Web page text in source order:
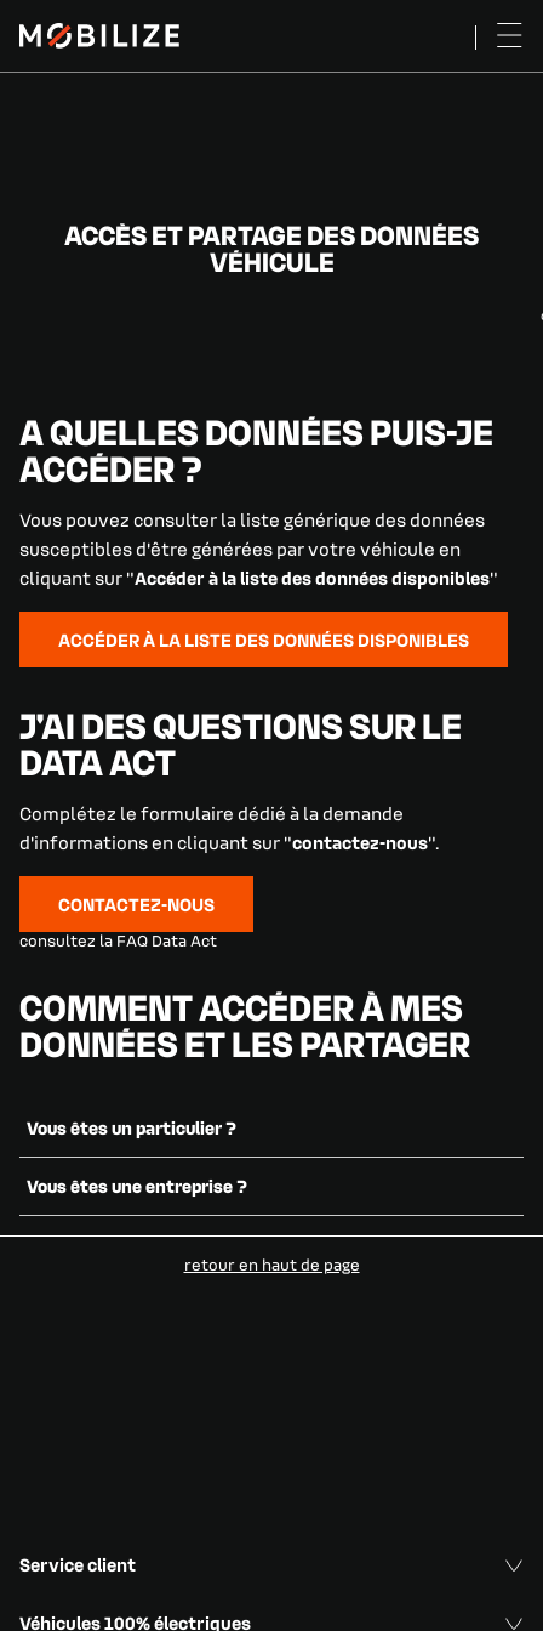
ACCÈS ET PARTAGE DES DONNÉES
VÉHICULE
A QUELLES DONNÉES PUIS-JE
ACCÉDER ?
Vous pouvez consulter la liste générique des données
susceptibles d'être générées par votre véhicule en
cliquant sur "Accéder à la liste des données disponibles"
ACCÉDER À LA LISTE DES DONNÉES DISPONIBLES
J'AI DES QUESTIONS SUR LE
DATA ACT
Complétez le formulaire dédié à la demande
d'informations en cliquant sur "contactez-nous".
CONTACTEZ-NOUS
consultez la FAQ Data Act
COMMENT ACCÉDER À MES
DONNÉES ET LES PARTAGER
Vous êtes un particulier ?
1
My Duo
Vous êtes une entreprise ?
Pour connaître les modalités d’accès et de partage
retour en haut de page​
Service client
Véhicules 100% électriques